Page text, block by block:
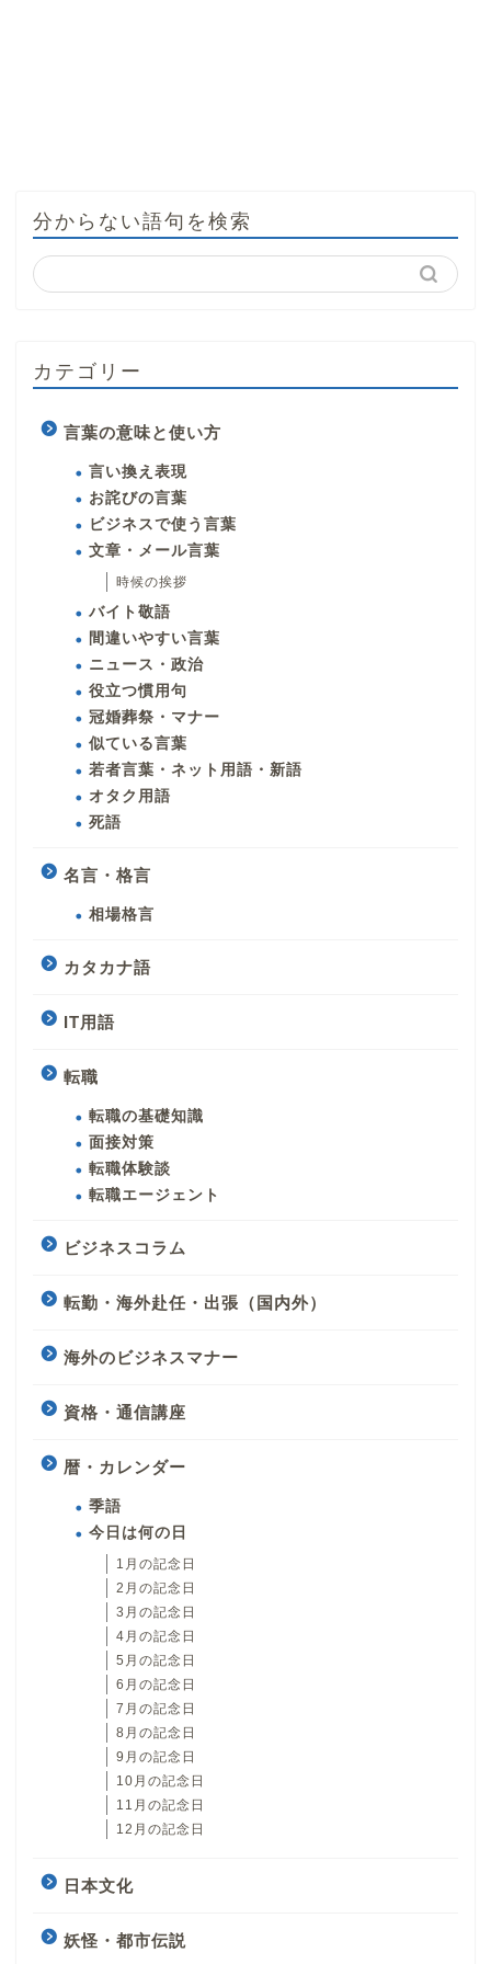
分からない語句を検索
カテゴリー
言葉の意味と使い方
言い換え表現
お詫びの言葉
ビジネスで使う言葉
文章・メール言葉
時候の挨拶
バイト敬語
間違いやすい言葉
ニュース・政治
役立つ慣用句
冠婚葬祭・マナー
似ている言葉
若者言葉・ネット用語・新語
オタク用語
死語
名言・格言
相場格言
カタカナ語
IT用語
転職
転職の基礎知識
面接対策
転職体験談
転職エージェント
ビジネスコラム
転勤・海外赴任・出張（国内外）
海外のビジネスマナー
資格・通信講座
暦・カレンダー
季語
今日は何の日
1月の記念日
2月の記念日
3月の記念日
4月の記念日
5月の記念日
6月の記念日
7月の記念日
8月の記念日
9月の記念日
10月の記念日
11月の記念日
12月の記念日
日本文化
妖怪・都市伝説